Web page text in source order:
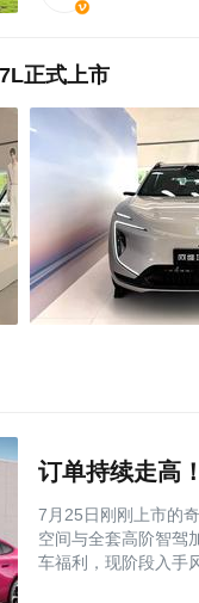
正式上市
订单持续走高
7月25日刚刚上市的
空间与全套高阶智驾
车福利，现阶段入手